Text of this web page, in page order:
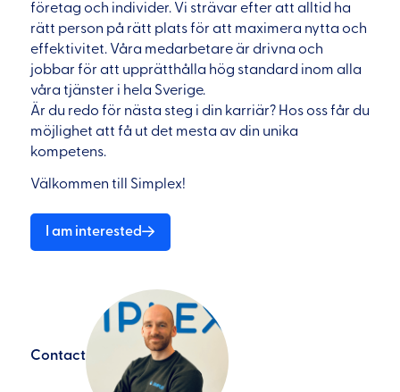
företag och individer. Vi strävar efter att alltid ha
rätt person på rätt plats för att maximera nytta och
effektivitet. Våra medarbetare är drivna och
jobbar för att upprätthålla hög standard inom alla
våra tjänster i hela Sverige.
Är du redo för nästa steg i din karriär? Hos oss får du
möjlighet att få ut det mesta av din unika
kompetens.
Välkommen till Simplex!
I am interested
Contact